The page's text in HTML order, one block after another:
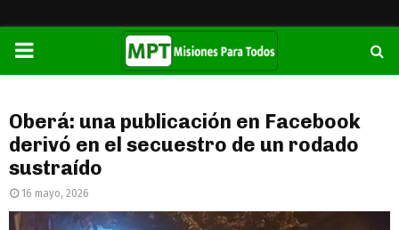
PRIMARY
Oberá: una publicación en Facebook
derivó en el secuestro de un rodado
sustraído
16 mayo, 2026